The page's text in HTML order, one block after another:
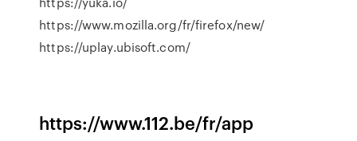
https://www.mozilla.org/fr/firefox/new/
https://uplay.ubisoft.com/
https://www.112.be/fr/app